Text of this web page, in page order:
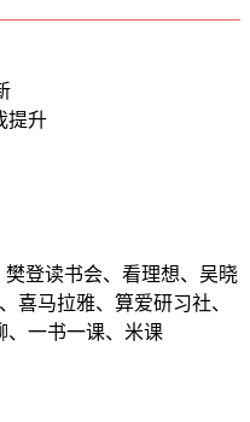
提升
登读书会、看理想、吴晓
喜马拉雅、算爱研习社、
、一书一课、米课